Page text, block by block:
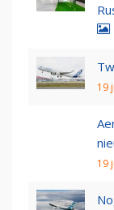
19
19